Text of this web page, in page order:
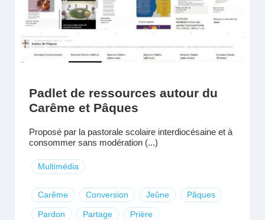
Padlet de ressources autour du
Carême et Pâques
Proposé par la pastorale scolaire interdiocésaine et à
consommer sans modération (...)
Multimédia
Carême Conversion Jeûne Pâques
Pardon Partage Prière